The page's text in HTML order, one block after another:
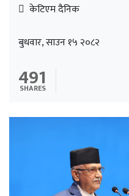
केटिएम दैनिक
बुधवार, साउन १५ २०८२
491
SHARES